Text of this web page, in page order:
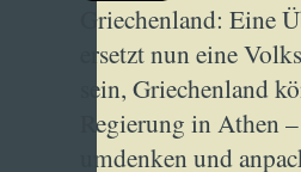
Griechenland: Eine
ersetzt nun eine
sein, Griechenland
Regierung in Athen
umdenken und